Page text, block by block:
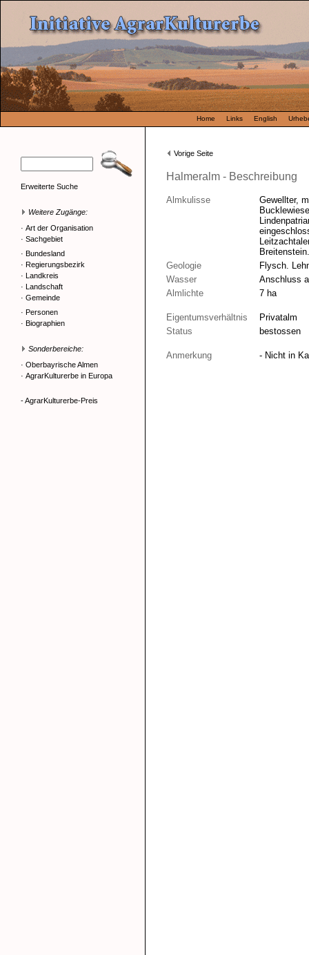
Home Links English
Erweiterte Suche
Weitere Zugänge:
· Art der Organisation
· Sachgebiet
· Bundesland
· Regierungsbezirk
· Landkreis
· Landschaft
· Gemeinde
· Personen
· Biographien
Sonderbereiche:
· Oberbayrische Almen
· AgrarKulturerbe in Europa
- AgrarKulturerbe-Preis
Vorige Seite
Halmeralm - Beschreibung
Almkulisse
Gewellter,
Breitenstein.
Geologie
Flysch.
Wasser
Anschluss
Almlichte
7 ha
Eigentumsverhältnis
Privatalm
Status
bestossen
Anmerkung - Nicht in